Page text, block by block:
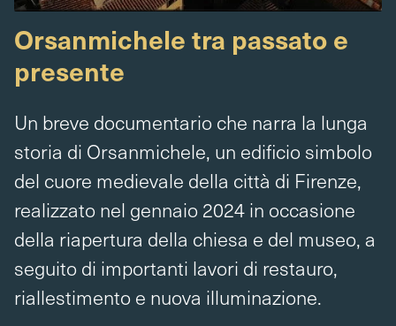
Orsanmichele tra passato e
presente
Un breve documentario che narra la lunga
storia di Orsanmichele, un edificio simbolo
del cuore medievale della città di Firenze,
realizzato nel gennaio 2024 in occasione
della riapertura della chiesa e del museo, a
seguito di importanti lavori di restauro,
riallestimento e nuova illuminazione.